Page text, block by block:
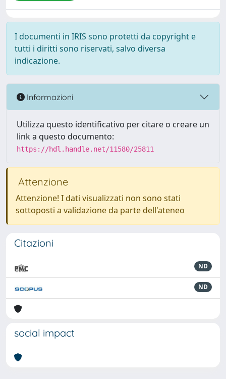
I documenti in IRIS sono protetti da copyright e
tutti i diritti sono riservati, salvo diversa
indicazione.
Informazioni
Utilizza questo identificativo per citare o creare un
link a questo documento:
https://hdl.handle.net/11580/25811
Attenzione
Attenzione! I dati visualizzati non sono stati
sottoposti a validazione da parte dell'ateneo
Citazioni
ND
ND
social impact